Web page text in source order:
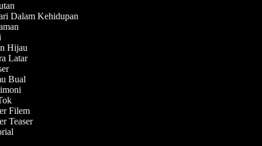
Dalam Kehidupan
Hijau
Latar
Bual
Filem
Teaser